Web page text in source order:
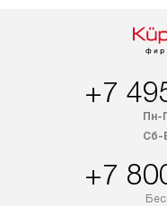
+7
Пн-
Сб-
+7